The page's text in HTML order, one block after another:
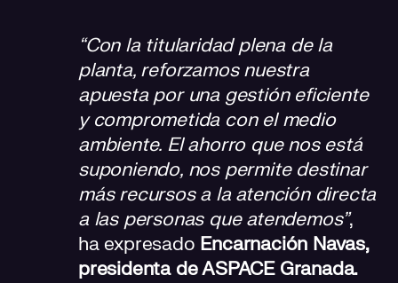
“Con la titularidad plena de la
planta, reforzamos nuestra
apuesta por una gestión eficiente
y comprometida con el medio
ambiente. El ahorro que nos está
suponiendo, nos permite destinar
más recursos a la atención directa
a las personas que atendemos”,
ha expresado Encarnación Navas,
presidenta de ASPACE Granada.